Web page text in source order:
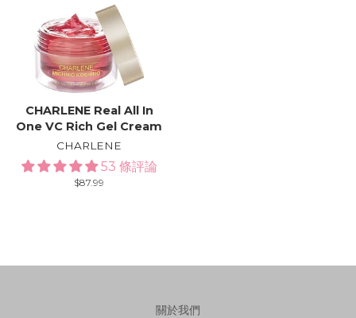
CHARLENE Real All In
One VC Rich Gel Cream
CHARLENE
53 條評論
Regular
$87.99
關於我們